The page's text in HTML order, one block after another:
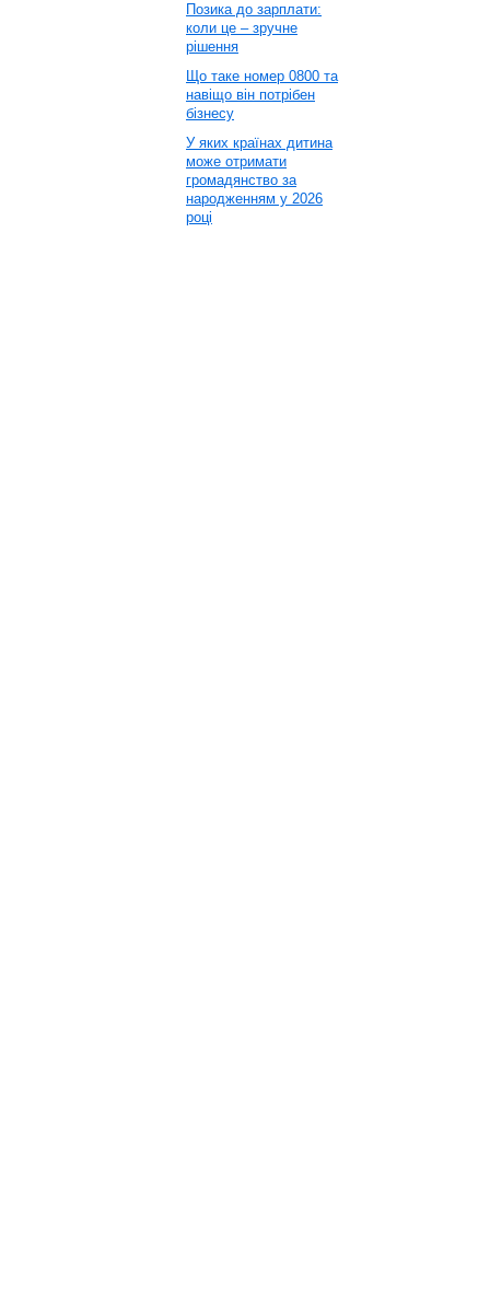
Позика до зарплати:
коли це – зручне
рішення
Що таке номер 0800 та
навіщо він потрібен
бізнесу
У яких країнах дитина
може отримати
громадянство за
народженням у 2026
році